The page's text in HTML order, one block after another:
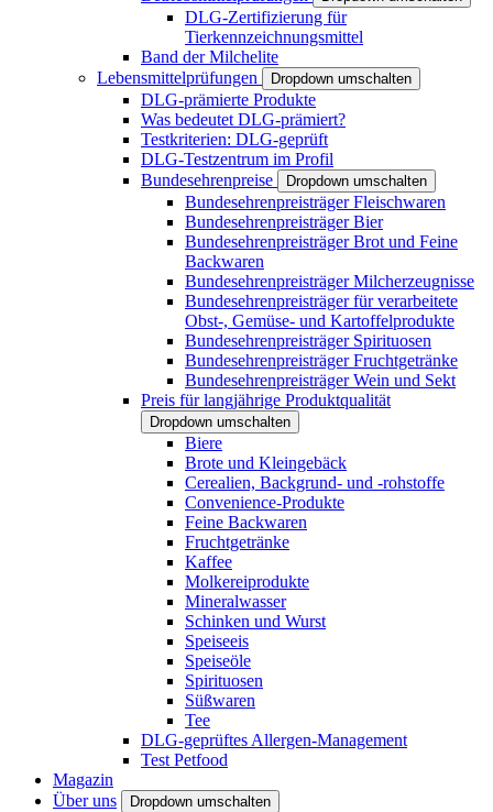
DLG-Zertifizierung für
Tierkennzeichnungsmittel
Band der Milchelite
Lebensmittelprüfungen
Dropdown umschalten
DLG-prämierte Produkte
Was bedeutet DLG-prämiert?
Testkriterien: DLG-geprüft
DLG-Testzentrum im Profil
Bundesehrenpreise
Dropdown umschalten
Bundesehrenpreisträger Fleischwaren
Bundesehrenpreisträger Bier
Bundesehrenpreisträger Brot und Feine
Backwaren
Bundesehrenpreisträger Milcherzeugnisse
Bundesehrenpreisträger für verarbeitete
Obst-, Gemüse- und Kartoffelprodukte
Bundesehrenpreisträger Spirituosen
Bundesehrenpreisträger Fruchtgetränke
Bundesehrenpreisträger Wein und Sekt
Preis für langjährige Produktqualität
Dropdown umschalten
Biere
Brote und Kleingebäck
Cerealien, Backgrund- und -rohstoffe
Convenience-Produkte
Feine Backwaren
Fruchtgetränke
Kaffee
Molkereiprodukte
Mineralwasser
Schinken und Wurst
Speiseeis
Speiseöle
Spirituosen
Süßwaren
Tee
DLG-geprüftes Allergen-Management
Test Petfood
Magazin
Über uns
Dropdown umschalten